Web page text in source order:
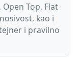
Top, Flat
kao i
i pravilno